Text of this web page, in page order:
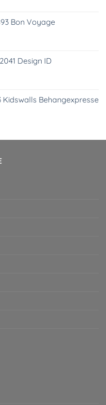
Bon Voyage
Design ID
Kidswalls Behangexpresse